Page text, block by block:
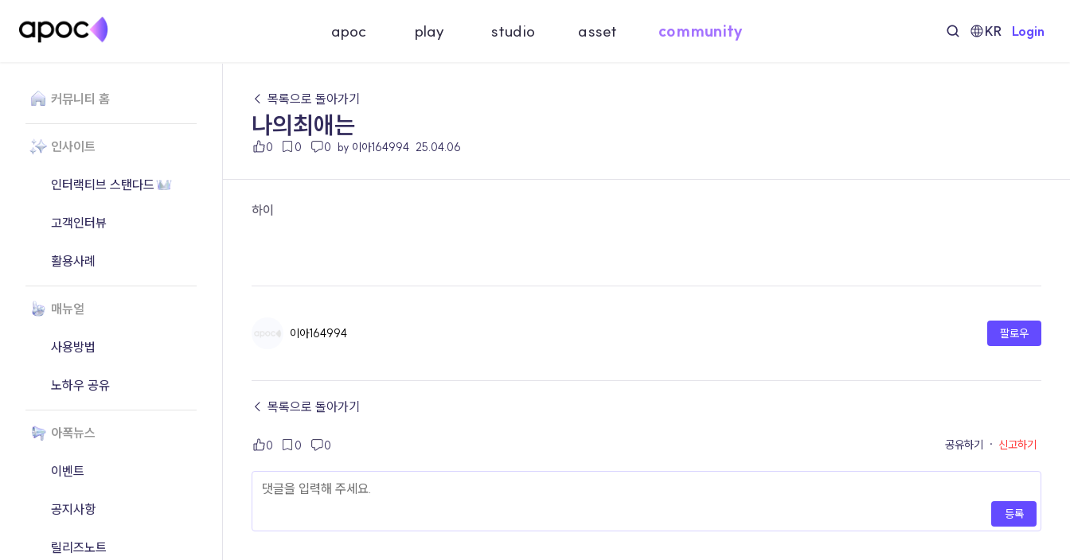
apoc play studio asset community KR Login
커뮤니티 홈
인사이트
인터랙티브 스탠다드
고객인터뷰
활용사례
매뉴얼
사용방법
노하우 공유
아폭뉴스
이벤트
공지사항
릴리즈노트
← 목록으로 돌아가기
나의최애는
0 0 0 by 이아164994 25.04.06
하이
이아164994 팔로우
← 목록으로 돌아가기
0 0 0 공유하기 · 신고하기
등록